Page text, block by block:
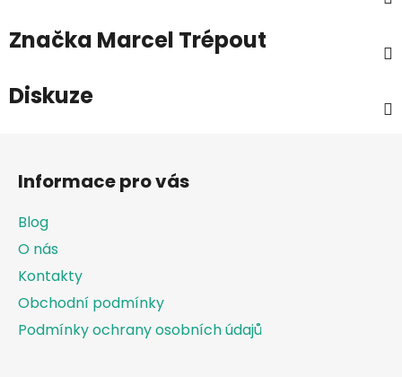
Značka Marcel Trépout
Diskuze
Informace pro vás
Blog
O nás
Kontakty
Obchodní podmínky
Podmínky ochrany osobních údajů